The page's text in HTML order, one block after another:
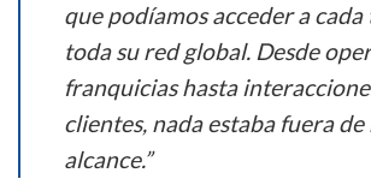
que podíamos acceder a
toda su red global. Desde
franquicias hasta
clientes, nada estaba fuera
alcance.”